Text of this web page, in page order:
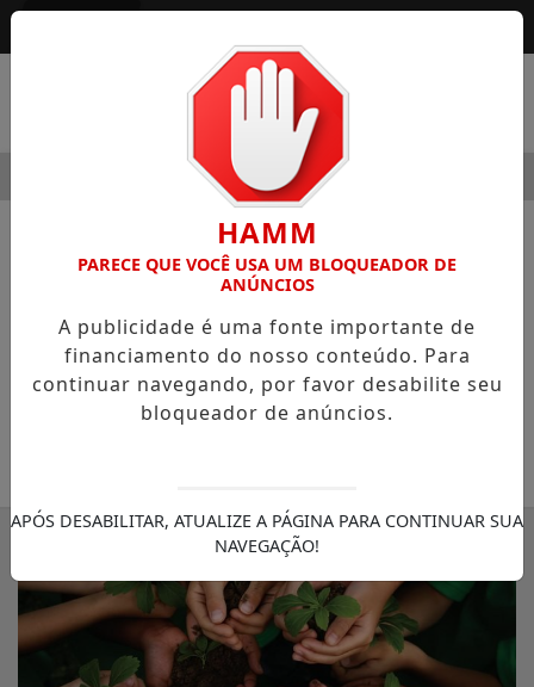
HOSPITAL SAMARITANO HIGIENÓPOLIS
EDITORIAL
A importância da preservação do
meio ambiente
Preservar o meio ambiente é um ato
importante não só para a humanidade
HAMM
PARECE QUE VOCÊ USA UM BLOQUEADOR DE
ANÚNCIOS
A publicidade é uma fonte importante de
financiamento do nosso conteúdo. Para
continuar navegando, por favor desabilite seu
bloqueador de anúncios.
APÓS DESABILITAR, ATUALIZE A PÁGINA PARA CONTINUAR SUA
NAVEGAÇÃO!